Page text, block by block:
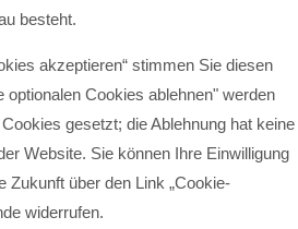
besteht.
akzeptieren“ stimmen Sie diesen
optionalen Cookies ablehnen" werden
gesetzt; die Ablehnung hat keine
Website. Sie können Ihre Einwilligung
Zukunft über den Link „Cookie-
widerrufen.